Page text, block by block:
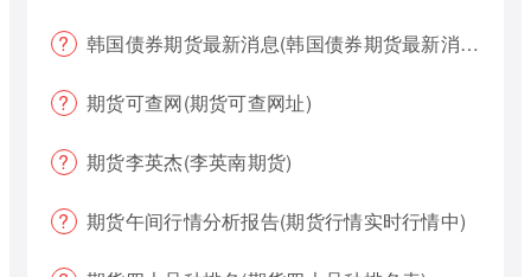
韩国债券期货最新消息(韩国债券期货最新消息新闻)
期货可查网(期货可查网址)
期货李英杰(李英南期货)
期货午间行情分析报告(期货行情实时行情中)